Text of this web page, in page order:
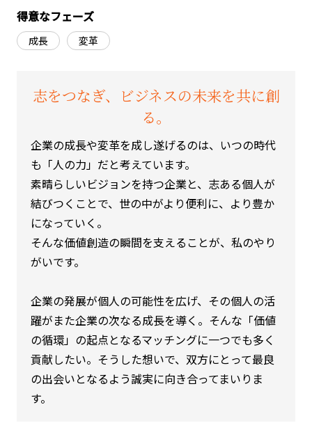
得意なフェーズ
成長 変革
志をつなぎ、ビジネスの未来を共に創
る。
企業の成長や変革を成し遂げるのは、いつの時代
も「人の力」だと考えています。
素晴らしいビジョンを持つ企業と、志ある個人が
結びつくことで、世の中がより便利に、より豊か
になっていく。
そんな価値創造の瞬間を支えることが、私のやり
がいです。
企業の発展が個人の可能性を広げ、その個人の活
躍がまた企業の次なる成長を導く。そんな「価値
の循環」の起点となるマッチングに一つでも多く
貢献したい。そうした想いで、双方にとって最良
の出会いとなるよう誠実に向き合ってまいりま
す。